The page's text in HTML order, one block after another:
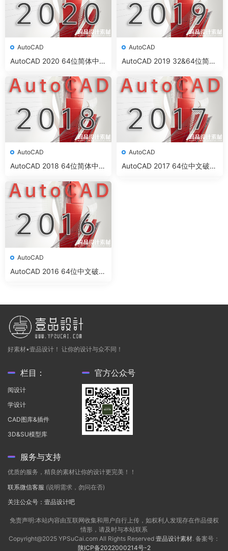
AutoCAD
AutoCAD 2020 64位简体中文
机)
AutoCAD
AutoCAD 2019 32&64位简体
注册机)
AutoCAD
AutoCAD 2018 64位简体中文
机)
AutoCAD
AutoCAD 2017 64位中文破解
AutoCAD
AutoCAD 2016 64位中文破解
好素材•壹品设计！ 让你的设计与众不同！
栏目：
阅设计
学设计
CAD图库&插件
3D&SU模型库
官方公众号
服务与支持
优质的服务，精良的素材让你的设计更完美！！
联系微信客服 (说明需求，勿问在否)
关注公众号：壹品设计吧
免责声明:本站内容由互联网收集和用户自行上传，如权利人发现存在作品侵权
情形，请及时与本站联系
Copyright@2025 YPSuCai.com All Rights Reserved 壹品设计素材. 备案号：
陕ICP备2022000214号-2